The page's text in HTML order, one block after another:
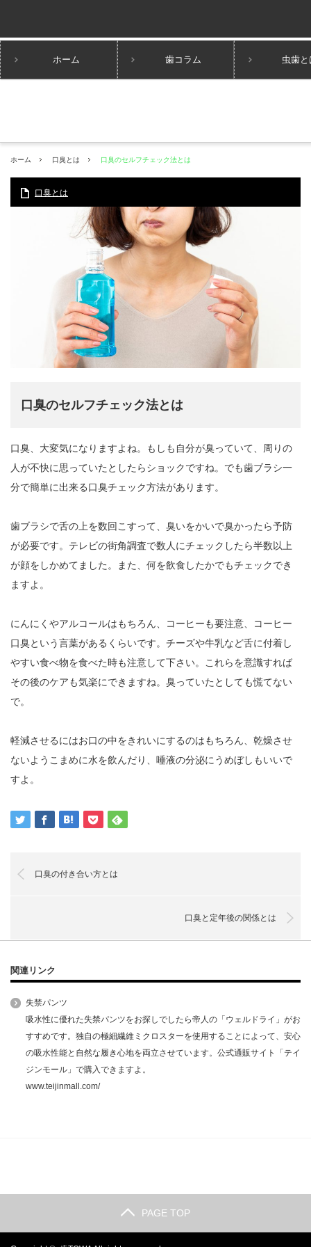
ホーム 歯コラム 虫歯と
ホーム 口臭とは 口臭のセルフチェック法とは
口臭とは
口臭のセルフチェック法とは
口臭、大変気になりますよね。もしも自分が臭っていて、周りの
人が不快に思っていたとしたらショックですね。でも歯ブラシ一
分で簡単に出来る口臭チェック方法があります。
歯ブラシで舌の上を数回こすって、臭いをかいで臭かったら予防
が必要です。テレビの街角調査で数人にチェックしたら半数以上
が顔をしかめてました。また、何を飲食したかでもチェックでき
ますよ。
にんにくやアルコールはもちろん、コーヒーも要注意、コーヒー
口臭という言葉があるくらいです。チーズや牛乳など舌に付着し
やすい食べ物を食べた時も注意して下さい。これらを意識すれば
その後のケアも気楽にできますね。臭っていたとしても慌てない
で。
軽減させるにはお口の中をきれいにするのはもちろん、乾燥させ
ないようこまめに水を飲んだり、唾液の分泌にうめぼしもいいで
すよ。
口臭の付き合い方とは
口臭と定年後の関係とは
関連リンク
失禁パンツ
吸水性に優れた失禁パンツをお探しでしたら帝人の「ウェルドライ」がお
すすめです。独自の極細繊維ミクロスターを使用することによって、安心
の吸水性能と自然な履き心地を両立させています。公式通販サイト「テイ
ジンモール」で購入できますよ。
www.teijinmall.com/
PAGE TOP